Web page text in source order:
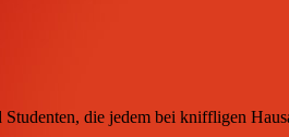
die jedem bei kniffligen